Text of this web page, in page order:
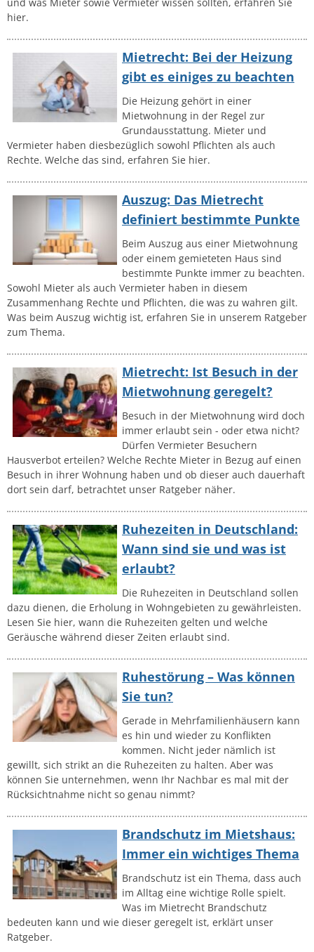
hier.
Mietrecht: Bei der Heizung
gibt es einiges zu beachten
Die Heizung gehört in einer
Mietwohnung in der Regel zur
Grundausstattung. Mieter und
Vermieter haben diesbezüglich sowohl Pflichten als auch
Rechte. Welche das sind, erfahren Sie hier.
Auszug: Das Mietrecht
definiert bestimmte Punkte
Beim Auszug aus einer Mietwohnung
oder einem gemieteten Haus sind
bestimmte Punkte immer zu beachten.
Sowohl Mieter als auch Vermieter haben in diesem
Zusammenhang Rechte und Pflichten, die was zu wahren gilt.
Was beim Auszug wichtig ist, erfahren Sie in unserem Ratgeber
zum Thema.
Mietrecht: Ist Besuch in der
Mietwohnung geregelt?
Besuch in der Mietwohnung wird doch
immer erlaubt sein - oder etwa nicht?
Dürfen Vermieter Besuchern
Hausverbot erteilen? Welche Rechte Mieter in Bezug auf einen
Besuch in ihrer Wohnung haben und ob dieser auch dauerhaft
dort sein darf, betrachtet unser Ratgeber näher.
Ruhezeiten in Deutschland:
Wann sind sie und was ist
erlaubt?
Die Ruhezeiten in Deutschland sollen
dazu dienen, die Erholung in Wohngebieten zu gewährleisten.
Lesen Sie hier, wann die Ruhezeiten gelten und welche
Geräusche während dieser Zeiten erlaubt sind.
Ruhestörung – Was können
Sie tun?
Gerade in Mehrfamilienhäusern kann
es hin und wieder zu Konflikten
kommen. Nicht jeder nämlich ist
gewillt, sich strikt an die Ruhezeiten zu halten. Aber was
können Sie unternehmen, wenn Ihr Nachbar es mal mit der
Rücksichtnahme nicht so genau nimmt?
Brandschutz im Mietshaus:
Immer ein wichtiges Thema
Brandschutz ist ein Thema, dass auch
im Alltag eine wichtige Rolle spielt.
Was im Mietrecht Brandschutz
bedeuten kann und wie dieser geregelt ist, erklärt unser
Ratgeber.